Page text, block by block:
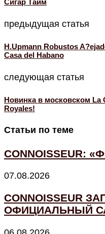
предыдущая статья
H.Upmann Robustos
Casa del Habano
следующая статья
Новинка в московском La
Royales!
Статьи по теме
CONNOISSEUR:
07.08.2026
CONNOISSEUR
ОФИЦИАЛЬНЫЙ